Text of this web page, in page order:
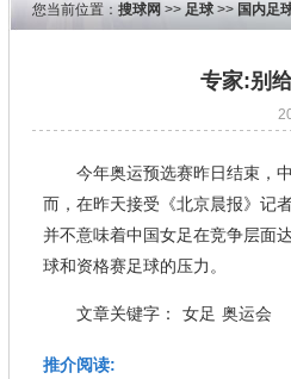
您当前位置： 搜球网 >> 足球>> 国内足
专家:别
今年奥运预选赛昨日结束，
而，在昨天接受《北京晨报》记
并不意味着中国女足在竞争层面
球和资格赛足球的压力。
文章关键字： 女足 奥运会
推介阅读: